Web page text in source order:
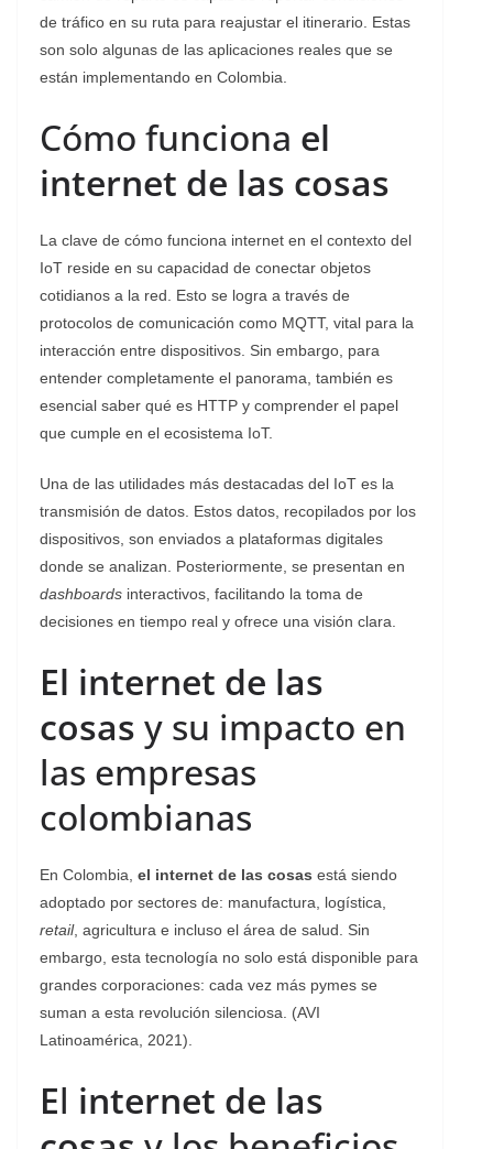
de tráfico en su ruta para reajustar el itinerario. Estas
son solo algunas de las aplicaciones reales que se
están implementando en Colombia.
Cómo funciona el
internet de las cosas
La clave de cómo funciona internet en el contexto del
IoT reside en su capacidad de conectar objetos
cotidianos a la red. Esto se logra a través de
protocolos de comunicación como MQTT, vital para la
interacción entre dispositivos. Sin embargo, para
entender completamente el panorama, también es
esencial saber qué es HTTP y comprender el papel
que cumple en el ecosistema IoT.
Una de las utilidades más destacadas del IoT es la
transmisión de datos. Estos datos, recopilados por los
dispositivos, son enviados a plataformas digitales
donde se analizan. Posteriormente, se presentan en
dashboards interactivos, facilitando la toma de
decisiones en tiempo real y ofrece una visión clara.
El internet de las
cosas y su impacto en
las empresas
colombianas
En Colombia, el internet de las cosas está siendo
adoptado por sectores de: manufactura, logística,
retail, agricultura e incluso el área de salud. Sin
embargo, esta tecnología no solo está disponible para
grandes corporaciones: cada vez más pymes se
suman a esta revolución silenciosa. (AVI
Latinoamérica, 2021).
El internet de las